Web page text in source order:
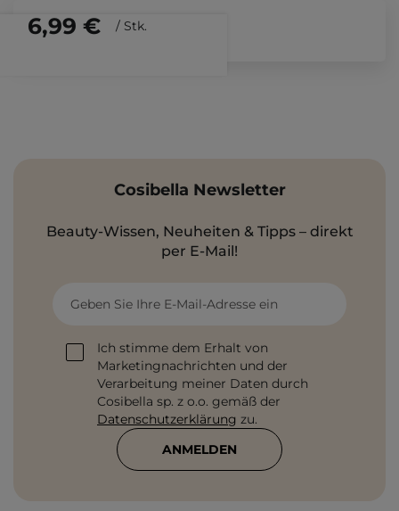
6,99 € / Stk.
Cosibella Newsletter
Beauty-Wissen, Neuheiten & Tipps – direkt
per E-Mail!
Geben Sie Ihre E-Mail-Adresse ein
Ich stimme dem Erhalt von
Marketingnachrichten und der
Verarbeitung meiner Daten durch
Cosibella sp. z o.o. gemäß der
Datenschutzerklärung zu.
ANMELDEN